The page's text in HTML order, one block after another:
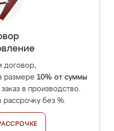
договор,
размере 10% от суммы
в производство.
рассрочку без %.